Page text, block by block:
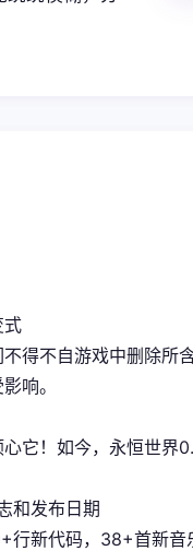
式
得不自游戏中删除
响。
它！如今，永恒世
和发布日期
新代码，38+首新